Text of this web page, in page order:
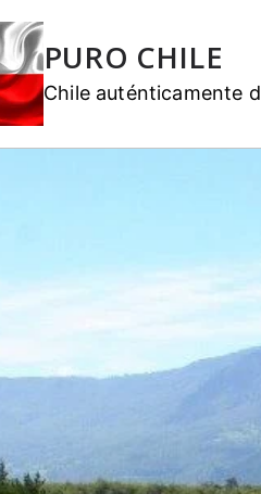
PURO CHILE
Chile auténticamente